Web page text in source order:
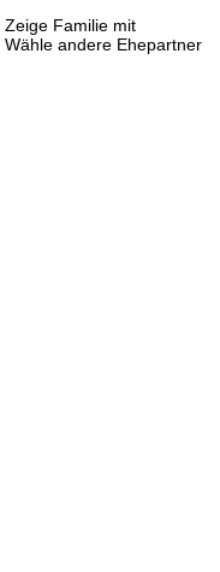
Zeige Familie mit
Wähle andere Ehepartner